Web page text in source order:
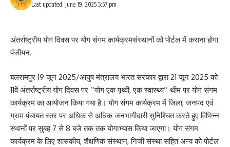
Last updated: June 19, 2025 5:57 pm
अंतर्राष्ट्रीय योग दिवस पर योग संगम कार्यक्रमसंस्थानों को पोर्टल में कराना होगा
पंजीयन.
बलरामपुर 19 जून 2025/आयुष मंत्रालय भारत सरकार द्वारा 21 जून 2025 को
11वें अंतर्राष्ट्रीय योग दिवस पर ‘‘योग एक पृथ्वी, एक स्वास्थ्य’’ थीम पर योग संगम
कार्यक्रम का आयोजन किया गया है। योग संगम कार्यक्रम में जिला, जनपद एवं
ग्राम पंचायत स्तर पर अधिक से अधिक जनभागीदारी सुनिश्चित करते हुए विभिन्न
स्थानों पर सुबह 7 से 8 बजे तक तक योगाभ्यास किया जाएगा। योग संगम
कार्यक्रम के लिए शासकीय, शैक्षणिक संस्थान, निजी संस्था सहित अन्य को पोर्टल